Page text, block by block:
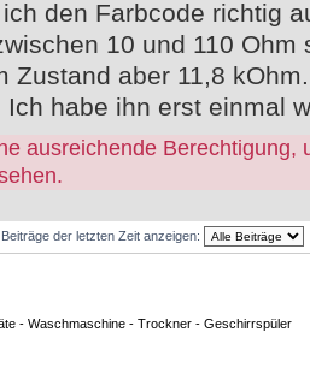
den Farbcode richtig
10 und 110 Ohm
Zustand aber 11,8
Ich habe ihn erst einmal
ausreichende Berechtigung,
Beiträge der letzten Zeit anzeigen:
- Waschmaschine - Trockner - Geschirrspüler